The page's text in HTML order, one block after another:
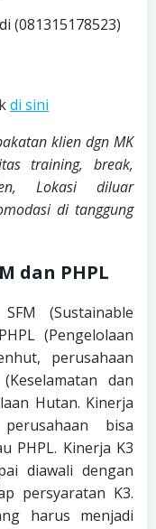
(081315178523)
di sini
klien dgn MK
training, break,
Lokasi diluar
di tanggung
dan PHPL
(Sustainable
(Pengelolaan
perusahaan
dan
Hutan. Kinerja
bisa
PHPL. Kinerja K3
diawali dengan
persyaratan K3.
harus menjadi